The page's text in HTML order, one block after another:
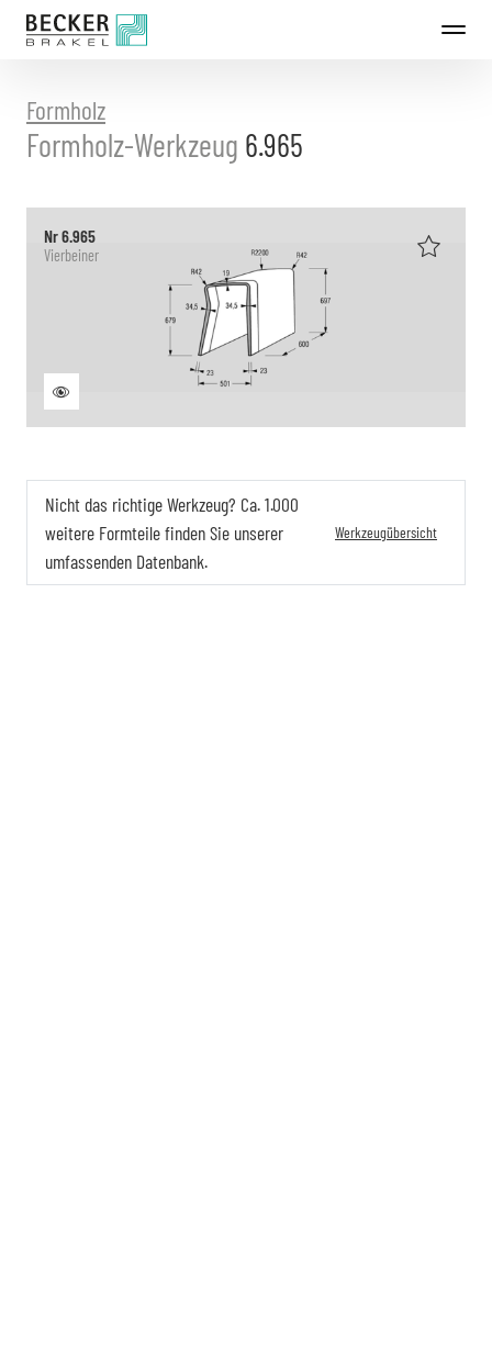
Direkt
Formholz
Formholz-Werkzeug 6.965
Nr 6.965
Vierbeiner
Nicht das richtige Werkzeug? Ca. 1.000
weitere Formteile finden Sie unserer
umfassenden Datenbank.
Werkzeugübersicht